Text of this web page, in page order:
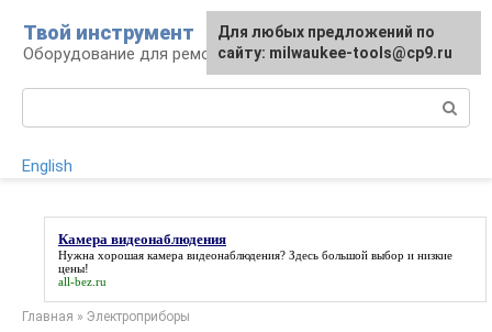
контенту
Твой инструмент
Оборудование для ремонтных работ
English
Камера видеонаблюдения
Нужна хорошая камера видеонаблюдения? Здесь большой выбор и низкие
цены!
all-bez.ru
Главная » Электроприборы
Для любых предложений по
сайту: milwaukee-tools@cp9.ru